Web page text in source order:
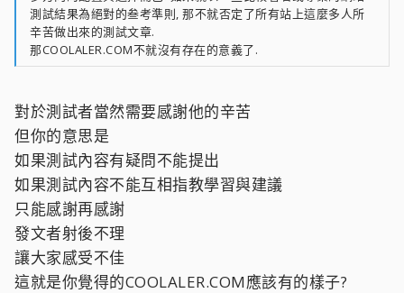
測試結果為絕對的叁考準則, 那不就否定了所有站上這麼多人所
辛苦做出來的測試文章.
那COOLALER.COM不就沒有存在的意義了.
對於測試者當然需要感謝他的辛苦
但你的意思是
如果測試內容有疑問不能提出
如果測試內容不能互相指教學習與建議
只能感謝再感謝
發文者射後不理
讓大家感受不佳
這就是你覺得的COOLALER.COM應該有的樣子?